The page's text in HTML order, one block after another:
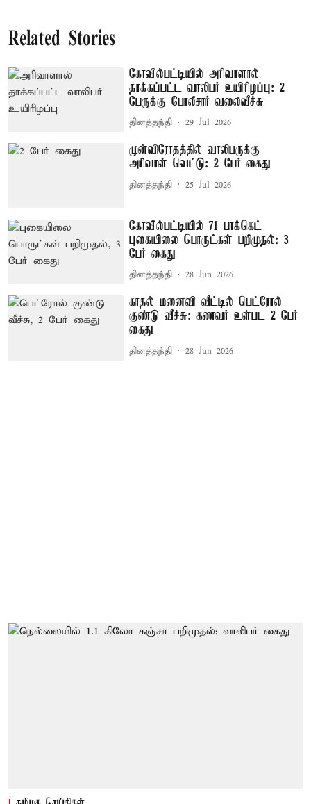
Related Stories
கோவில்பட்டியில் அரிவாளால்
தாக்கப்பட்ட வாலிபர் உயிரிழப்பு: 2
பேருக்கு போலீசார் வலைவீச்சு
தினத்தந்தி 29 Jul 2026
முன்விரோதத்தில் வாலிபருக்கு
அரிவாள் வெட்டு: 2 பேர் கைது
தினத்தந்தி 25 Jul 2026
கோவில்பட்டியில் 71 பாக்கெட்
புகையிலை பொருட்கள் பறிமுதல்: 3
பேர் கைது
தினத்தந்தி 28 Jun 2026
காதல் மனைவி வீட்டில் பெட்ரோல்
குண்டு வீச்சு: கணவர் உள்பட 2 பேர்
கைது
தினத்தந்தி 28 Jun 2026